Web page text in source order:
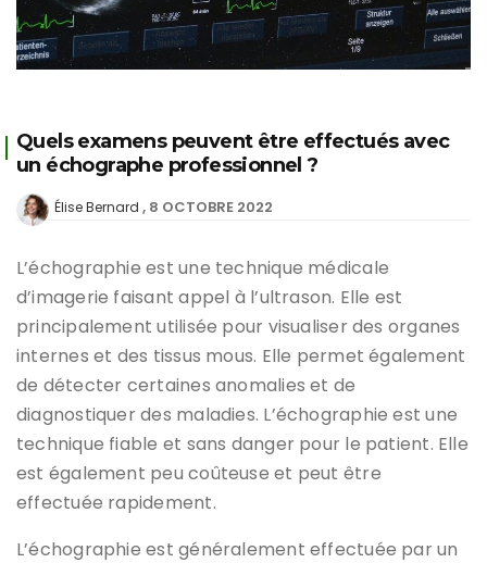
Quels examens peuvent être effectués avec
un échographe professionnel ?
Élise Bernard 8 OCTOBRE 2022
L’échographie est une technique médicale
d’imagerie faisant appel à l’ultrason. Elle est
principalement utilisée pour visualiser des organes
internes et des tissus mous. Elle permet également
de détecter certaines anomalies et de
diagnostiquer des maladies. L’échographie est une
technique fiable et sans danger pour le patient. Elle
est également peu coûteuse et peut être
effectuée rapidement.
L’échographie est généralement effectuée par un